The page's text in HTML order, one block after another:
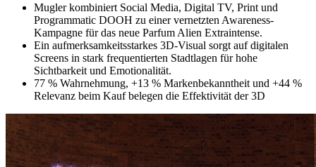
Mugler kombiniert Social Media, Digital TV, Print und
Programmatic DOOH zu einer vernetzten Awareness-
Kampagne für das neue Parfum Alien Extraintense.
Ein aufmerksamkeitsstarkes 3D-Visual sorgt auf digitalen
Screens in stark frequentierten Stadtlagen für hohe
Sichtbarkeit und Emotionalität.
77 % Wahrnehmung, +13 % Markenbekanntheit und +44 %
Relevanz beim Kauf belegen die Effektivität der 3D